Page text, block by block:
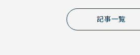
記事一覧